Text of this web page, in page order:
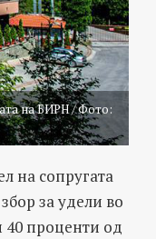
на БИРН / Фото:
на сопругата
за удели во
40 проценти од